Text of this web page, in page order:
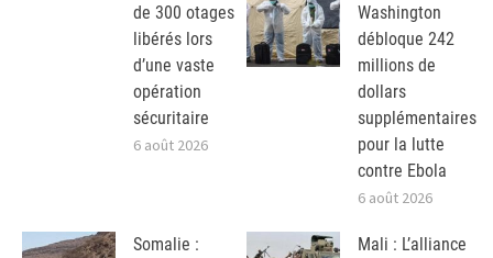
de 300 otages
libérés lors
d’une vaste
opération
sécuritaire
6 août 2026
Washington
débloque 242
millions de
dollars
supplémentaires
pour la lutte
contre Ebola
6 août 2026
Somalie :
Mali : L’alliance